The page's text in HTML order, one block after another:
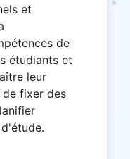
et
de
étudiants et
leur
fixer des